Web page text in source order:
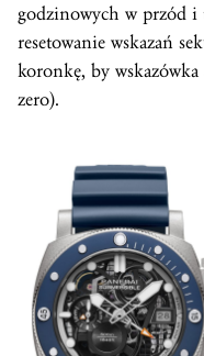
godzinowych w przód i
resetowanie wskazań
koronkę, by
zero).